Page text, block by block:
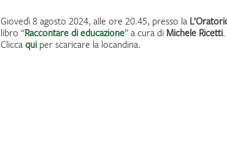
Giovedì 8 agosto 2024, alle ore 20.45, presso la
libro “Raccontare di educazione” a cura di Michele Ricetti.
Cliccaqui per scaricare la locandina.